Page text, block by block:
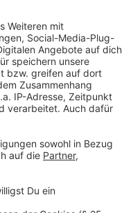
Handyverbote an
im Wandel